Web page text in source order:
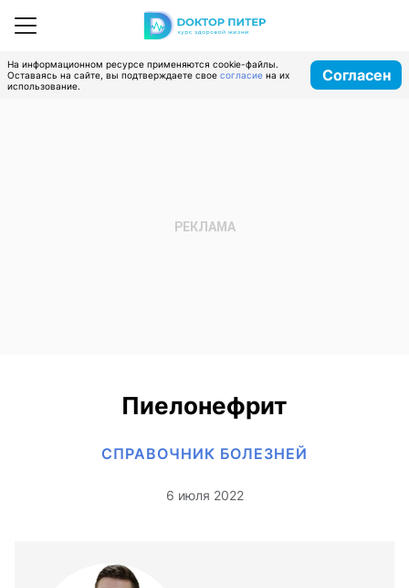
На информационном ресурсе применяются cookie-файлы.
Оставаясь на сайте, вы подтверждаете свое согласие на их
использование.
Согласен
Пиелонефрит
СПРАВОЧНИК БОЛЕЗНЕЙ
6 июля 2022